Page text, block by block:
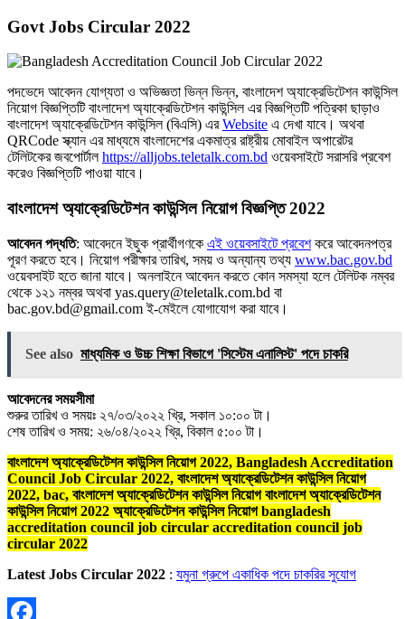
Govt Jobs Circular 2022
পদভেদে আবেদন যোগ্যতা ও অভিজ্ঞতা ভিন্ন ভিন্ন, বাংলাদেশ অ্যাক্রেডিটেশন কাউন্সিল
নিয়োগ বিজ্ঞপ্তিটি বাংলাদেশ অ্যাক্রেডিটেশন কাউন্সিল এর বিজ্ঞপ্তিটি পত্রিকা ছাড়াও
বাংলাদেশ অ্যাক্রেডিটেশন কাউন্সিল (বিএসি) এরWebsite এ দেখা যাবে। অথবা
QRCode স্ক্যান এর মাধ্যমে বাংলাদেশের একমাত্র রাষ্ট্রীয় মােবাইল অপারেটর
টেলিটকের জবপাের্টালhttps://alljobs.teletalk.com.bd ওয়েবসাইটে সরাসরি প্রবেশ
করেও বিজ্ঞপ্তিটি পাওয়া যাবে।
বাংলাদেশ অ্যাক্রেডিটেশন কাউন্সিল নিয়োগ বিজ্ঞপ্তি 2022
আবেদন পদ্ধতি: আবেদনে ইছুক প্রার্থীগণকে এই ওয়েবসাইটে প্রবেশকরে আবেদনপত্র
পূরণ করতে হবে। নিয়ােগ পরীক্ষার তারিখ, সময় ও অন্যান্য তথ্য www.bac.gov.bd
ওয়েবসাইট হতে জানা যাবে। অনলাইনে আবেদন করতে কোন সমস্যা হলে টেলিটক নম্বর
থেকে ১২১ নম্বর অথবা yas.query@teletalk.com.bd বা
bac.gov.bd@gmail.com ই-মেইলে যােগাযােগ করা যাবে।
See also মাধ্যমিক ও উচ্চ শিক্ষা বিভাগে 'সিস্টেম এনালিস্ট' পদে চাকরি
আবেদনের সময়সীমা
শুরুর তারিখ ও সময়ঃ ২৭/০৩/২০২২ খ্রি, সকাল ১০:০০ টা।
শেষ তারিখ ও সময়: ২৬/০৪/২০২২ খ্রি, বিকাল ৫:০০ টা।
বাংলাদেশ অ্যাক্রেডিটেশন কাউন্সিল নিয়োগ 2022, Bangladesh Accreditation
Council Job Circular 2022, বাংলাদেশ অ্যাক্রেডিটেশন কাউন্সিল নিয়োগ
2022, bac, বাংলাদেশ অ্যাক্রেডিটেশন কাউন্সিল নিয়োগ বাংলাদেশ অ্যাক্রেডিটেশন
কাউন্সিল নিয়োগ 2022 অ্যাক্রেডিটেশন কাউন্সিল নিয়োগ bangladesh
accreditation council job circular accreditation council job
circular 2022
Latest Jobs Circular 2022 : যমুনা গ্রুপে একাধিক পদে চাকরির সুযোগ